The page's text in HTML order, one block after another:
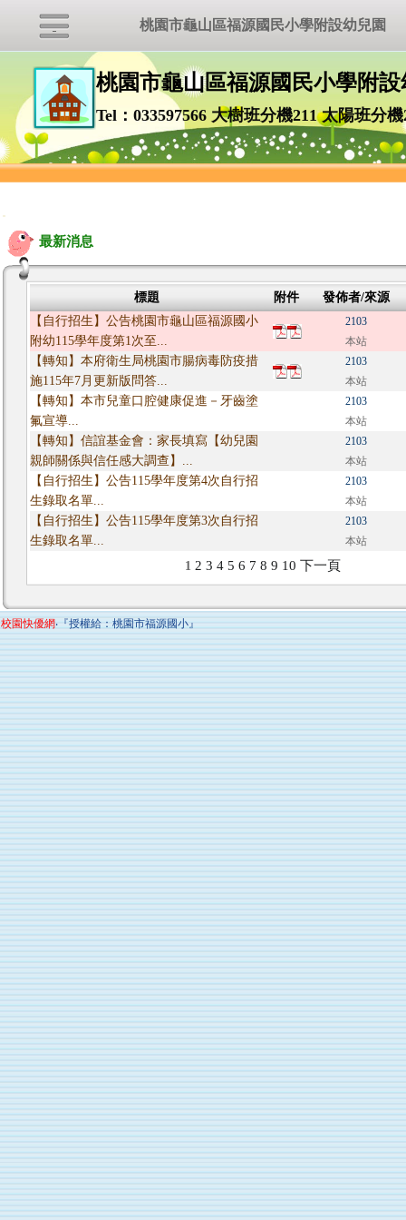
桃園市龜山區福源國民小學附設
Tel：033597566 大樹班分機211 太陽班分機
:::
最新消息
標題 附件
發佈者/來源
【自行招生】公告桃園市龜山區福源國小
附幼115學年度第1次至...
2103
本站
【轉知】本府衛生局桃園市腸病毒防疫措
施115年7月更新版問答...
2103
本站
【轉知】本市兒童口腔健康促進－牙齒塗
氟宣導...
2103
本站
【轉知】信誼基金會：家長填寫【幼兒園
親師關係與信任感大調查】...
2103
本站
【自行招生】公告115學年度第4次自行招
生錄取名單...
2103
本站
【自行招生】公告115學年度第3次自行招
生錄取名單...
2103
本站
1 2 3 4 5 6 7 8 9 10 下一頁
校園快優網‧『授權給：桃園市福源國小』
桃園市龜山區福源國民小學附設幼兒園